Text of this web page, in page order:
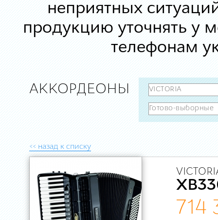
неприятных
продукцию уточнять у
телефонам
АККОРДЕОНЫ
<< назад к списку
714